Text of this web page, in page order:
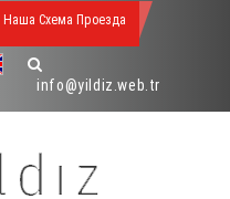
info@yildiz.web.tr
Наша Схема Проезда